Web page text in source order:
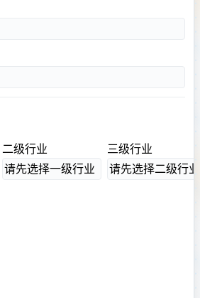
二级行业
请先选择一级行业
三级行业
请先选择二级行业